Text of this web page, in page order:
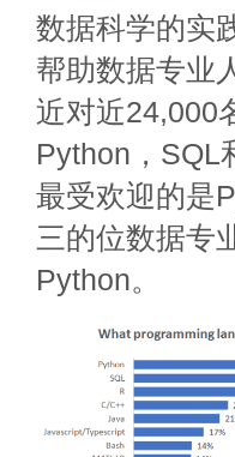
数据科学的实
帮助数据专业
近对近24,000
Python，SQL
最受欢迎的是
三的位数据专
Python。